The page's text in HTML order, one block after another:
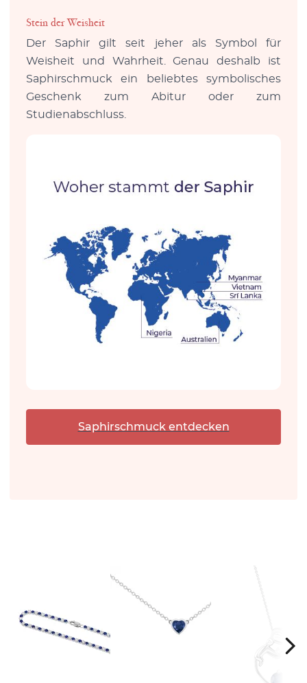
Stein der Weisheit
Der Saphir gilt seit jeher als Symbol für
Weisheit und Wahrheit. Genau deshalb ist
Saphirschmuck ein beliebtes symbolisches
Geschenk zum Abitur oder zum
Studienabschluss.
Saphirschmuck entdecken